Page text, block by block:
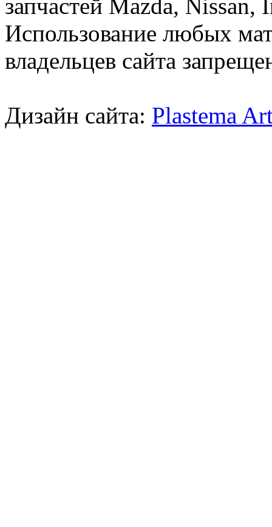
запчастей Mazda,
Использование любых
владельцев сайта
Дизайн сайта: Plastema